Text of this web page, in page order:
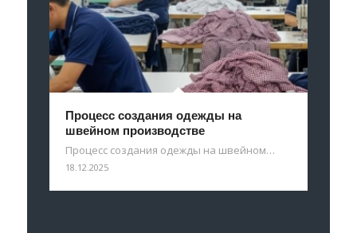
Процесс создания одежды на
швейном производстве
Процесс создания одежды на швейном…
18.12.2025